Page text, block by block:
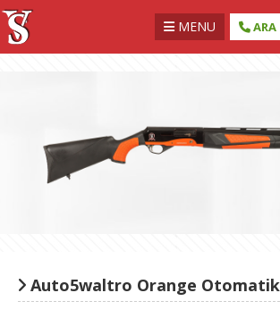
MENU ARA
Auto5waltro Orange